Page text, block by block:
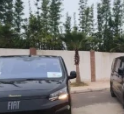
Panneau de gestion des cookies